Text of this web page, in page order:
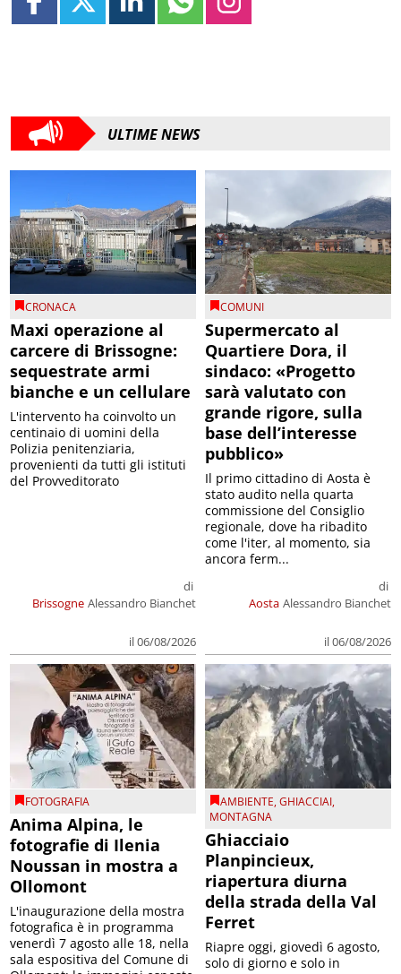
ULTIME NEWS
CRONACA
Maxi operazione al
carcere di Brissogne:
sequestrate armi
bianche e un cellulare
Brissogne
di
Alessandro Bianchet
il 06/08/2026
L'intervento ha coinvolto un
centinaio di uomini della
Polizia penitenziaria,
provenienti da tutti gli istituti
del Provveditorato
COMUNI
Supermercato al
Quartiere Dora, il
sindaco: «Progetto
sarà valutato con
grande rigore, sulla
base dell’interesse
pubblico»
Aosta
di
Alessandro Bianchet
il 06/08/2026
Il primo cittadino di Aosta è
stato audito nella quarta
commissione del Consiglio
regionale, dove ha ribadito
come l'iter, al momento, sia
ancora ferm...
FOTOGRAFIA
Anima Alpina, le
fotografie di Ilenia
Noussan in mostra a
Ollomont
L'inaugurazione della mostra
fotografica è in programma
venerdì 7 agosto alle 18, nella
sala espositiva del Comune di
AMBIENTE,GHIACCIAI,
MONTAGNA
Ghiacciaio
Planpincieux,
riapertura diurna
della strada della Val
Ferret
Riapre oggi, giovedì 6 agosto,
solo di giorno e solo in